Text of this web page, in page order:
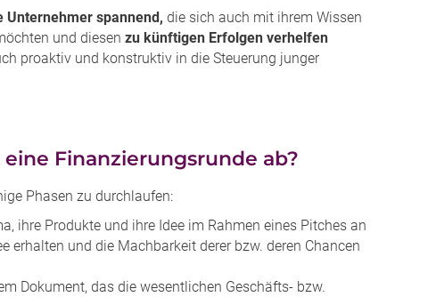
spannend, die sich auch mit ihrem Wissen
und diesen zu künftigen Erfolgen verhelfen
proaktiv und konstruktiv in die Steuerung junger
Finanzierungsrunde ab?
Phasen zu durchlaufen:
ihre Produkte und ihre Idee im Rahmen eines Pitches an
erhalten und die Machbarkeit derer bzw. deren Chancen
Dokument, das die wesentlichen Geschäfts- bzw.